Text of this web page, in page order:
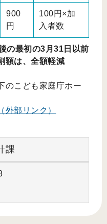
900
円
100円×加
入者数
の最初の3月31日以前
額は、全額軽減
のこども家庭庁ホー
外部リンク）
課